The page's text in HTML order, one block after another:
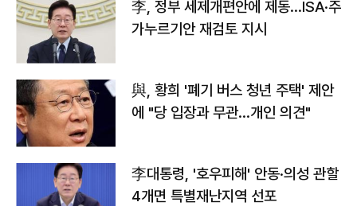
李, 정부 세제개편안에 제동…ISA·주
가누르기안 재검토 지시
與, 황희 '폐기 버스 청년 주택' 제안
에 "당 입장과 무관…개인 의견"
李대통령, '호우피해' 안동·의성 관할
4개면 특별재난지역 선포